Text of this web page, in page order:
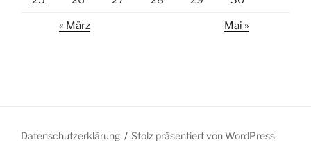
« März Mai »
Datenschutzerklärung Stolz präsentiert von WordPress